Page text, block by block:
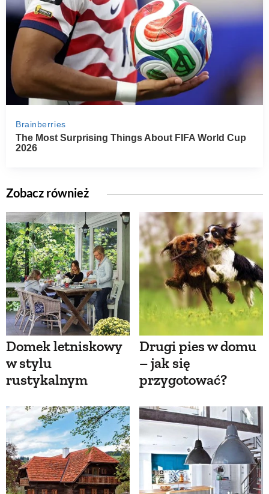
Zobacz również
Domek letniskowy
w stylu
rustykalnym
Drugi pies w domu
– jak się
przygotować?